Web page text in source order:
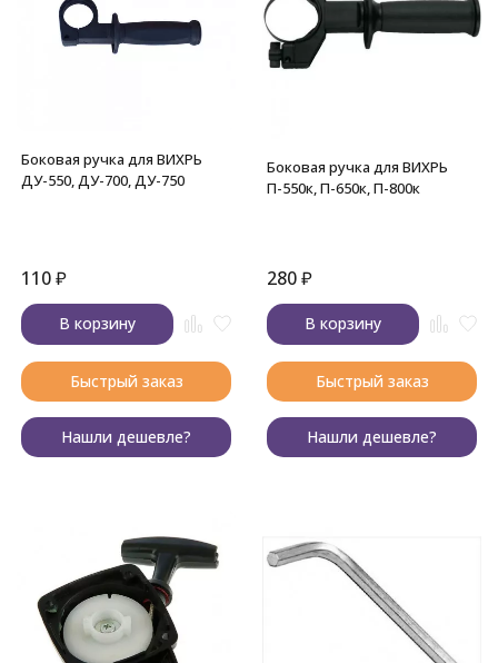
Боковая ручка для ВИХРЬ
ДУ-550, ДУ-700, ДУ-750
110₽
В корзину
Быстрый заказ
Нашли дешевле?
Боковая ручка для ВИХРЬ
П-550к, П-650к, П-800к
280₽
В корзину
Быстрый заказ
Нашли дешевле?